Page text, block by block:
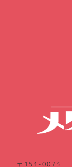
〒151-0073